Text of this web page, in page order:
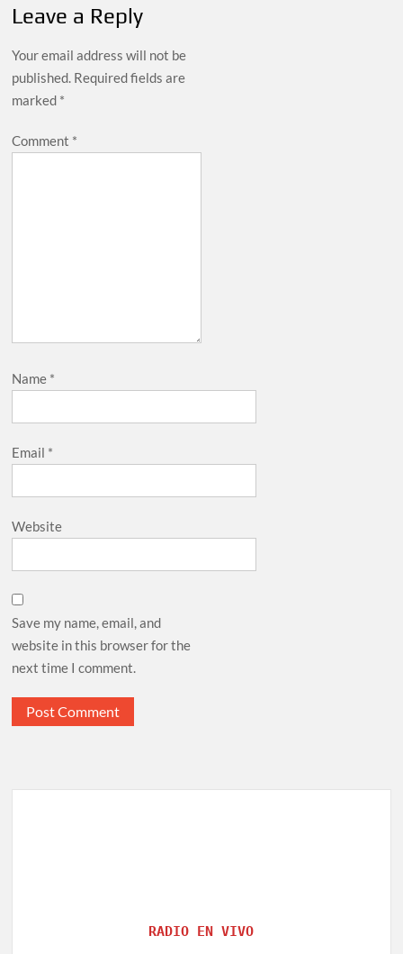
Leave a Reply
Your email address will not be
published. Required fields are
marked *
Comment *
Name *
Email *
Website
Save my name, email, and
website in this browser for the
next time I comment.
RADIO EN VIVO